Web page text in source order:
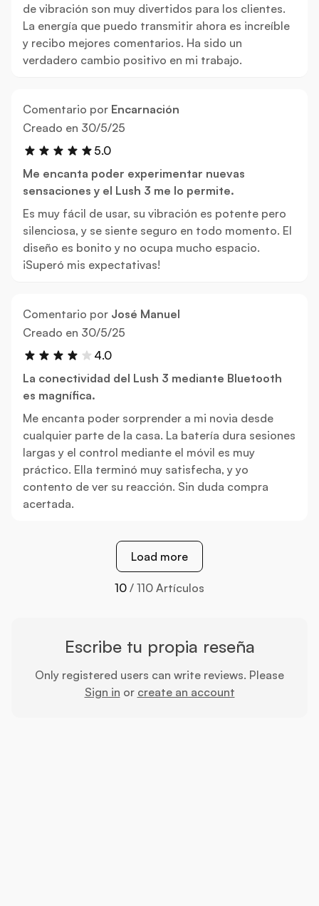
de vibración son muy divertidos para los clientes.
La energía que puedo transmitir ahora es increíble
y recibo mejores comentarios. Ha sido un
verdadero cambio positivo en mi trabajo.
Comentario por Encarnación
Creado en 30 de mayo de 2025
30/5/25
5.0
Me encanta poder experimentar nuevas
sensaciones y el Lush 3 me lo permite.
Es muy fácil de usar, su vibración es potente pero
silenciosa, y se siente seguro en todo momento. El
diseño es bonito y no ocupa mucho espacio.
¡Superó mis expectativas!
Comentario por José Manuel
Creado en 30 de mayo de 2025
30/5/25
4.0
La conectividad del Lush 3 mediante Bluetooth
es magnífica.
Me encanta poder sorprender a mi novia desde
cualquier parte de la casa. La batería dura sesiones
largas y el control mediante el móvil es muy
práctico. Ella terminó muy satisfecha, y yo
contento de ver su reacción. Sin duda compra
acertada.
Load more
10 / 110 Artículos
Escribe tu propia reseña
Only registered users can write reviews. Please
Sign in or create an account